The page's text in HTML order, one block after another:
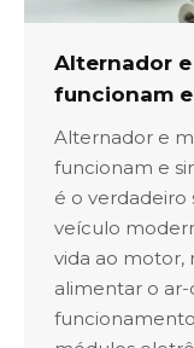
Alternador
funcionam
Alternador e
funcionam e
é o verdadeiro
veículo
vida ao motor,
alimentar o